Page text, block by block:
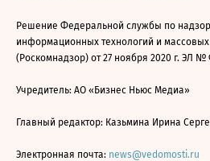
Решение Федеральной службы по
информационных технологий и
(Роскомнадзор) от 27 ноября 2020 г. ЭЛ №
Учредитель: АО «Бизнес Ньюс Медиа»
Главный редактор: Казьмина Ирина
Электронная почта: news@vedomosti.ru